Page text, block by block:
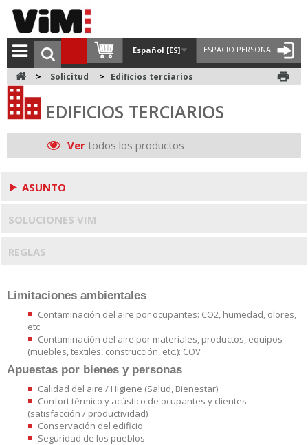
ESPACIO PERSONAL
Español [ES]
> Solicitud > Edificios terciarios print
EDIFICIOS TERCIARIOS
Ver todos los productos
ASUNTO
SOLUCIONES VIM
REGLAS
Limitaciones ambientales
Contaminación del aire por ocupantes: CO2, humedad, olores,
etc.
Contaminación del aire por materiales, productos, equipos
(muebles, textiles, construcción, etc.): COV
Apuestas por bienes y personas
Calidad del aire / Higiene (Salud, Bienestar)
Confort térmico y acústico de ocupantes y clientes
(satisfacción / productividad)
Conservación del edificio
Seguridad de los pueblos